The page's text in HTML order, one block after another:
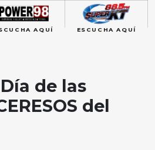
AQUÍ ESCUCHA AQUÍ
de las
del